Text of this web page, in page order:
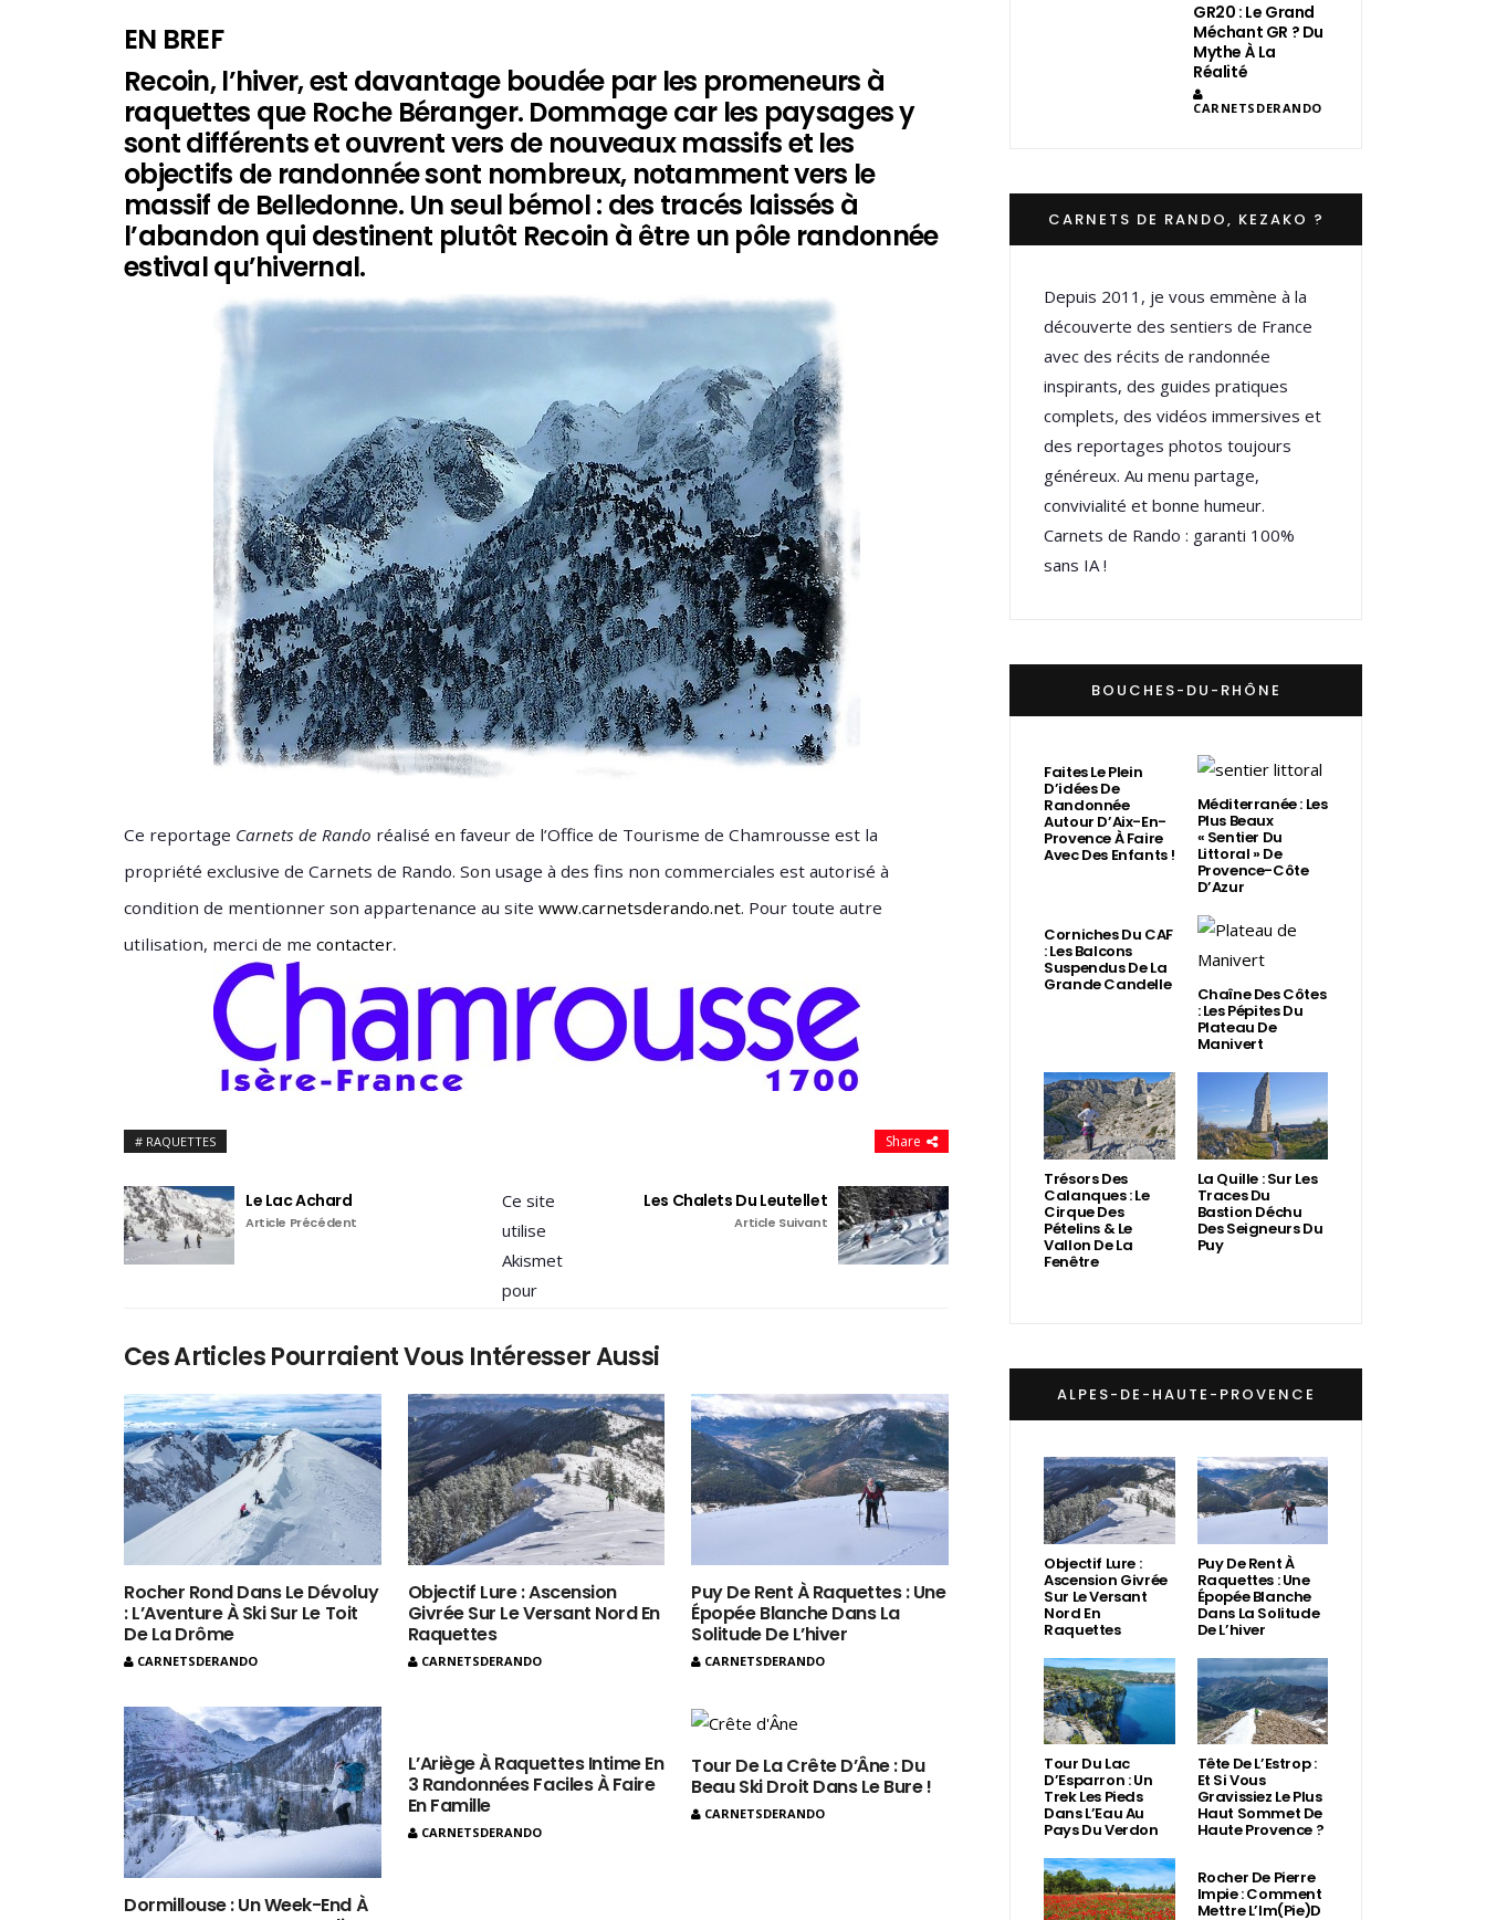
EN BREF
Recoin, l’hiver, est davantage boudée par les promeneurs à
raquettes que Roche Béranger. Dommage car les paysages y
sont différents et ouvrent vers de nouveaux massifs et les
objectifs de randonnée sont nombreux, notamment vers le
massif de Belledonne. Un seul bémol : des tracés laissés à
l’abandon qui destinent plutôt Recoin à être un pôle randonnée
estival qu’hivernal.
Ce reportage Carnets de Rando réalisé en faveur de l’Office de Tourisme de Chamrousse est la
propriété exclusive de Carnets de Rando. Son usage à des fins non commerciales est autorisé à
condition de mentionner son appartenance au site www.carnetsderando.net. Pour toute autre
utilisation, merci de me contacter.
RAQUETTES Share
Le Lac Achard
Article Précédent
Les Chalets Du Leutellet
Article Suivant
Ces Articles Pourraient Vous Intéresser Aussi
Rocher Rond Dans Le Dévoluy
: L’Aventure À Ski Sur Le Toit
De La Drôme
CARNETSDERANDO
Objectif Lure : Ascension
Givrée Sur Le Versant Nord En
Raquettes
CARNETSDERANDO
Puy De Rent À Raquettes : Une
Épopée Blanche Dans La
Solitude De L’hiver
CARNETSDERANDO
Dormillouse : Un Week-End À
L’Ariège À Raquettes Intime En
3 Randonnées Faciles À Faire
En Famille
CARNETSDERANDO
Tour De La Crête D’Âne : Du
Beau Ski Droit Dans Le Bure !
CARNETSDERANDO
Ce site
utilise
Akismet
pour
GR20 : Le Grand
Méchant GR ? Du
Mythe À La
Réalité
CARNETSDERANDO
CARNETS DE RANDO, KEZAKO ?
Depuis 2011, je vous emmène à la
découverte des sentiers de France
avec des récits de randonnée
inspirants, des guides pratiques
complets, des vidéos immersives et
des reportages photos toujours
généreux. Au menu partage,
convivialité et bonne humeur.
Carnets de Rando : garanti 100%
sans IA !
BOUCHES-DU-RHÔNE
Faites Le Plein
D’idées De
Randonnée
Autour D’Aix-En-
Provence À Faire
Avec Des Enfants !
Méditerranée : Les
Plus Beaux
« Sentier Du
Littoral » De
Provence-Côte
D’Azur
Corniches Du CAF
: Les Balcons
Suspendus De La
Grande Candelle Chaîne Des Côtes
: Les Pépites Du
Plateau De
Manivert
Trésors Des
Calanques : Le
Cirque Des
Pételins & Le
Vallon De La
Fenêtre
La Quille : Sur Les
Traces Du
Bastion Déchu
Des Seigneurs Du
Puy
ALPES-DE-HAUTE-PROVENCE
Objectif Lure :
Ascension Givrée
Sur Le Versant
Nord En
Raquettes
Puy De Rent À
Raquettes : Une
Épopée Blanche
Dans La Solitude
De L’hiver
Tour Du Lac
D’Esparron : Un
Trek Les Pieds
Dans L’Eau Au
Pays Du Verdon
Tête De L’Estrop :
Et Si Vous
Gravissiez Le Plus
Haut Sommet De
Haute Provence ?
Rocher De Pierre
Impie : Comment
Mettre L’Im(Pie)d